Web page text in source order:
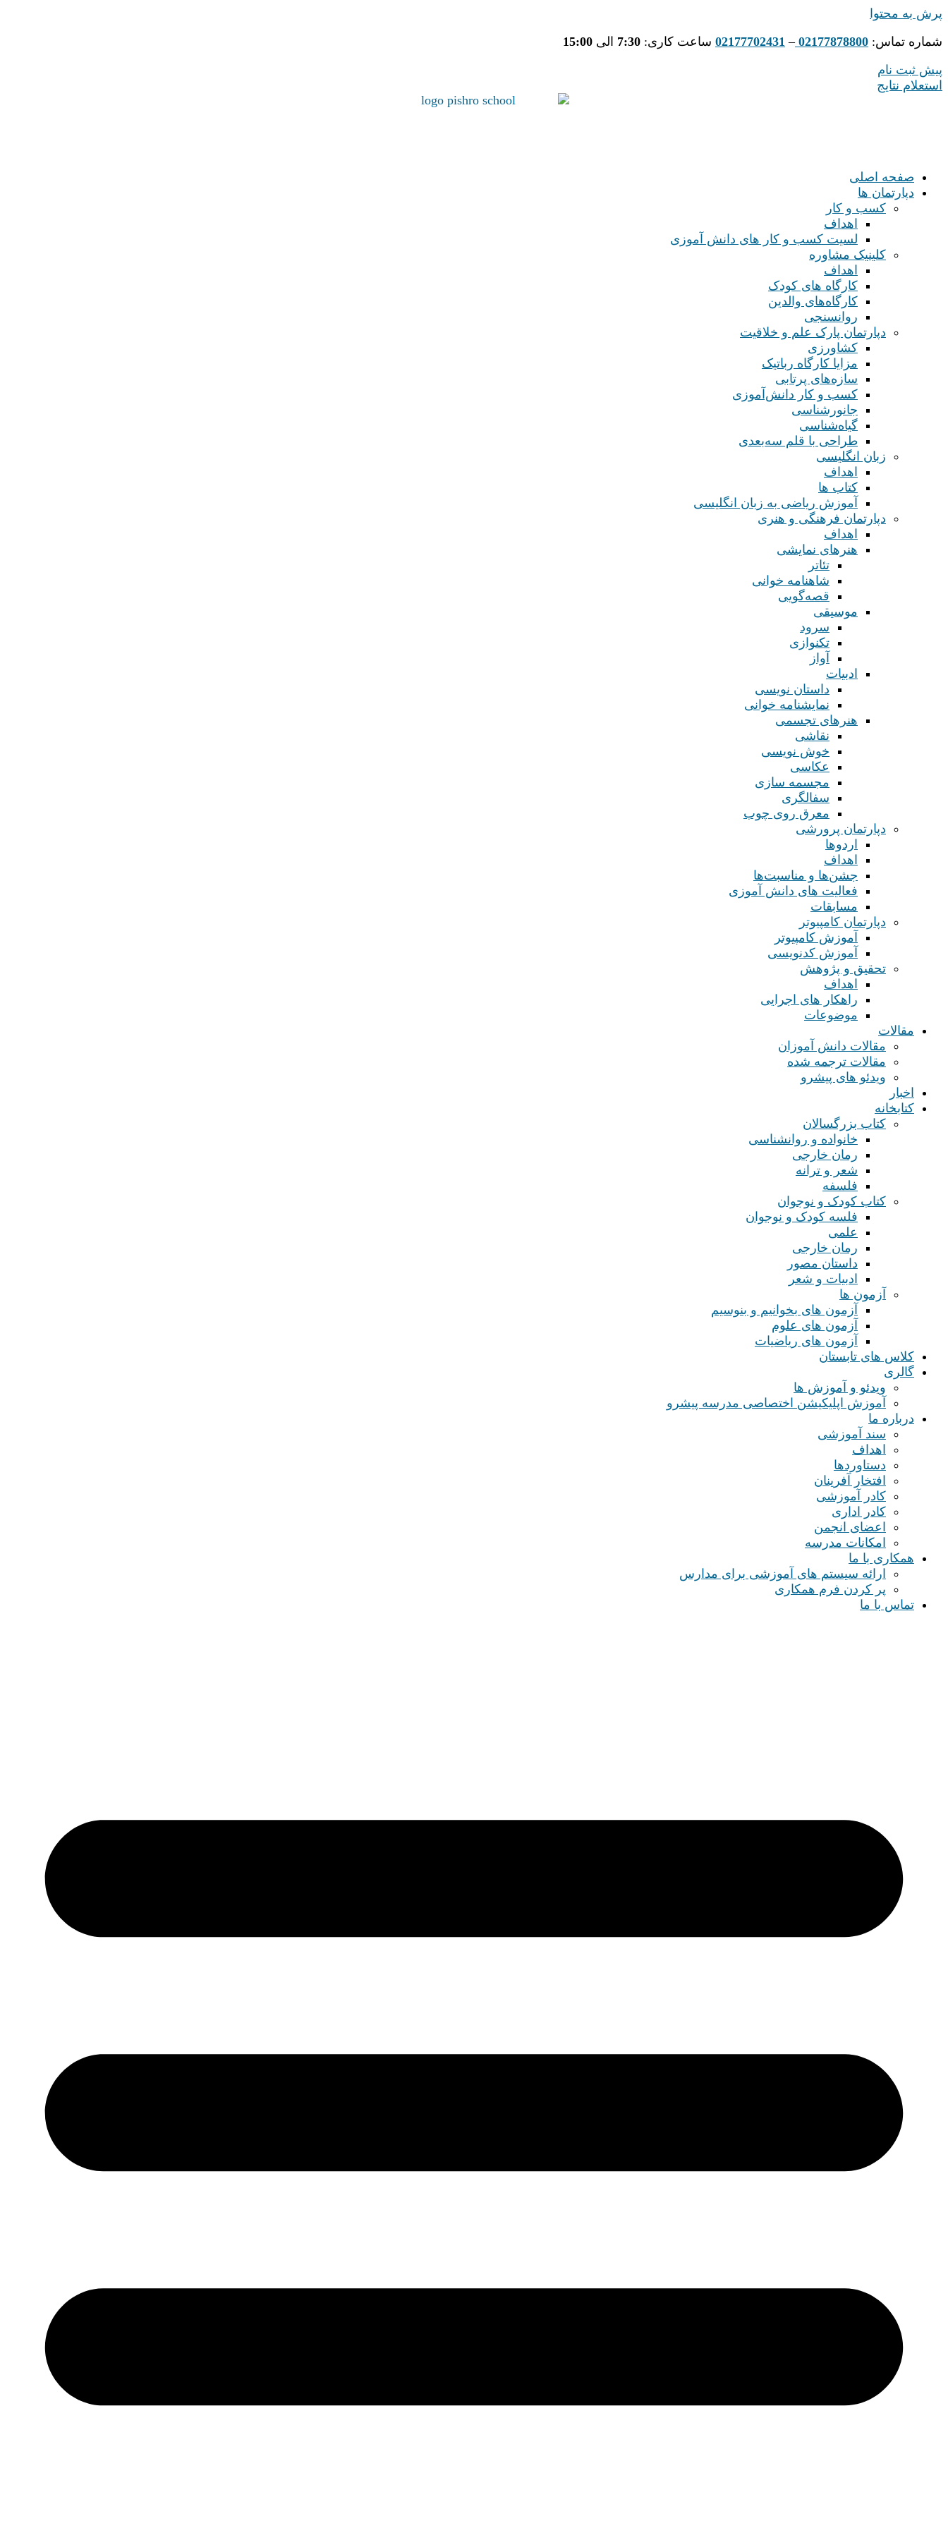
پرش به محتوا
شماره تماس: 02177878800
–
02177702431 ساعت کاری: 7:30 الی 15:00
پیش ثبت نام
استعلام نتایج
صفحه اصلی
دپارتمان ها
کسب و کار
اهداف
لسیت کسب و کار های دانش آموزی
کلینیک مشاوره
اهداف
کارگاه های کودک
کارگاه‌های والدین
روانسنجی
دپارتمان پارک علم و خلاقیت
کشاورزی
مزایا کارگاه رباتیک
سازه‌های پرتابی
کسب و کار دانش‌آموزی
جانورشناسی
گیاه‌شناسی
طراحی با قلم سه‌بعدی
زبان انگلیسی
اهداف
کتاب ها
آموزش ریاضی به زبان انگلیسی
دپارتمان فرهنگی و هنری
اهداف
هنرهای نمایشی
تئاتر
شاهنامه خوانی
قصه‌گویی
موسیقی
سرود
تکنوازی
آواز
ادبیات
داستان نویسی
نمایشنامه خوانی
هنرهای تجسمی
نقاشی
خوش نویسی
عکاسی
مجسمه سازی
سفالگری
معرق روی چوب
دپارتمان پرورشی
اردوها
اهداف
جشن‌ها و مناسبت‌ها
فعالیت های دانش آموزی
مسابقات
دپارتمان کامپیوتر
آموزش کامپیوتر
آموزش کدنویسی
تحقیق و پژوهش
اهداف
راهکار های اجرایی
موضوعات
مقالات
مقالات دانش آموزان
مقالات ترجمه شده
ویدئو های پیشرو
اخبار
کتابخانه
کتاب بزرگسالان
خانواده و روانشناسی
رمان خارجی
شعر و ترانه
فلسفه
کتاب کودک و نوجوان
فلسه کودک و نوجوان
علمی
رمان خارجی
داستان مصور
ادبیات و شعر
آزمون ها
آزمون های بخوانیم و بنوسیم
آزمون های علوم
آزمون های ریاضیات
کلاس های تابستان
گالری
ویدئو و آموزش ها
آموزش اپلیکیشن اختصاصی مدرسه پیشرو
درباره ما
سند آموزشی
اهداف
دستاوردها
افتخار آفرینان
کادر آموزشی
کادر اداری
اعضای انجمن
امکانات مدرسه
همکاری با ما
ارائه سیستم های آموزشی برای مدارس
پر کردن فرم همکاری
تماس با ما